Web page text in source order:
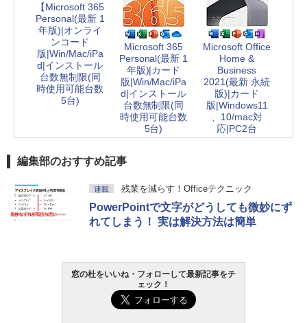
【Microsoft 365
Personal(最新 1
年版)|オンライ
ンコード
版|Win/Mac/iPa
d|インストール
台数無制限(同
時使用可能台数
5台)
Microsoft 365
Personal(最新 1
年版)|カード
版|Win/Mac/iPa
d|インストール
台数無制限(同
時使用可能台数
5台)
Microsoft Office
Home &
Business
2021(最新 永続
版)|カード
版|Windows11
、10/mac対
応|PC2台
編集部のおすすめ記事
連載 残業を減らす！Officeテクニック
PowerPointで文字がどうしても微妙にず
れてしまう！ 実は解決方法は簡単
窓の杜をいいね・フォローして最新記事をチ
ェック！